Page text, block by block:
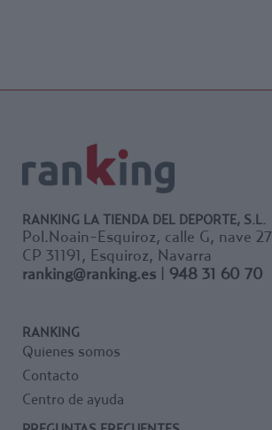
RANKING LA TIENDA DEL DEPORTE, S.L.
Pol.Noain-Esquiroz, calle G, nave 27
CP 31191, Esquiroz, Navarra
ranking@ranking.es | 948 31 60 70
RANKING
Quienes somos
Contacto
Centro de ayuda